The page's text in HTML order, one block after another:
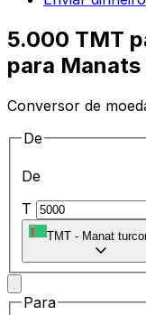
5.000 TMT
para
Conversor de
De
De
T
TMT - Manat
Para